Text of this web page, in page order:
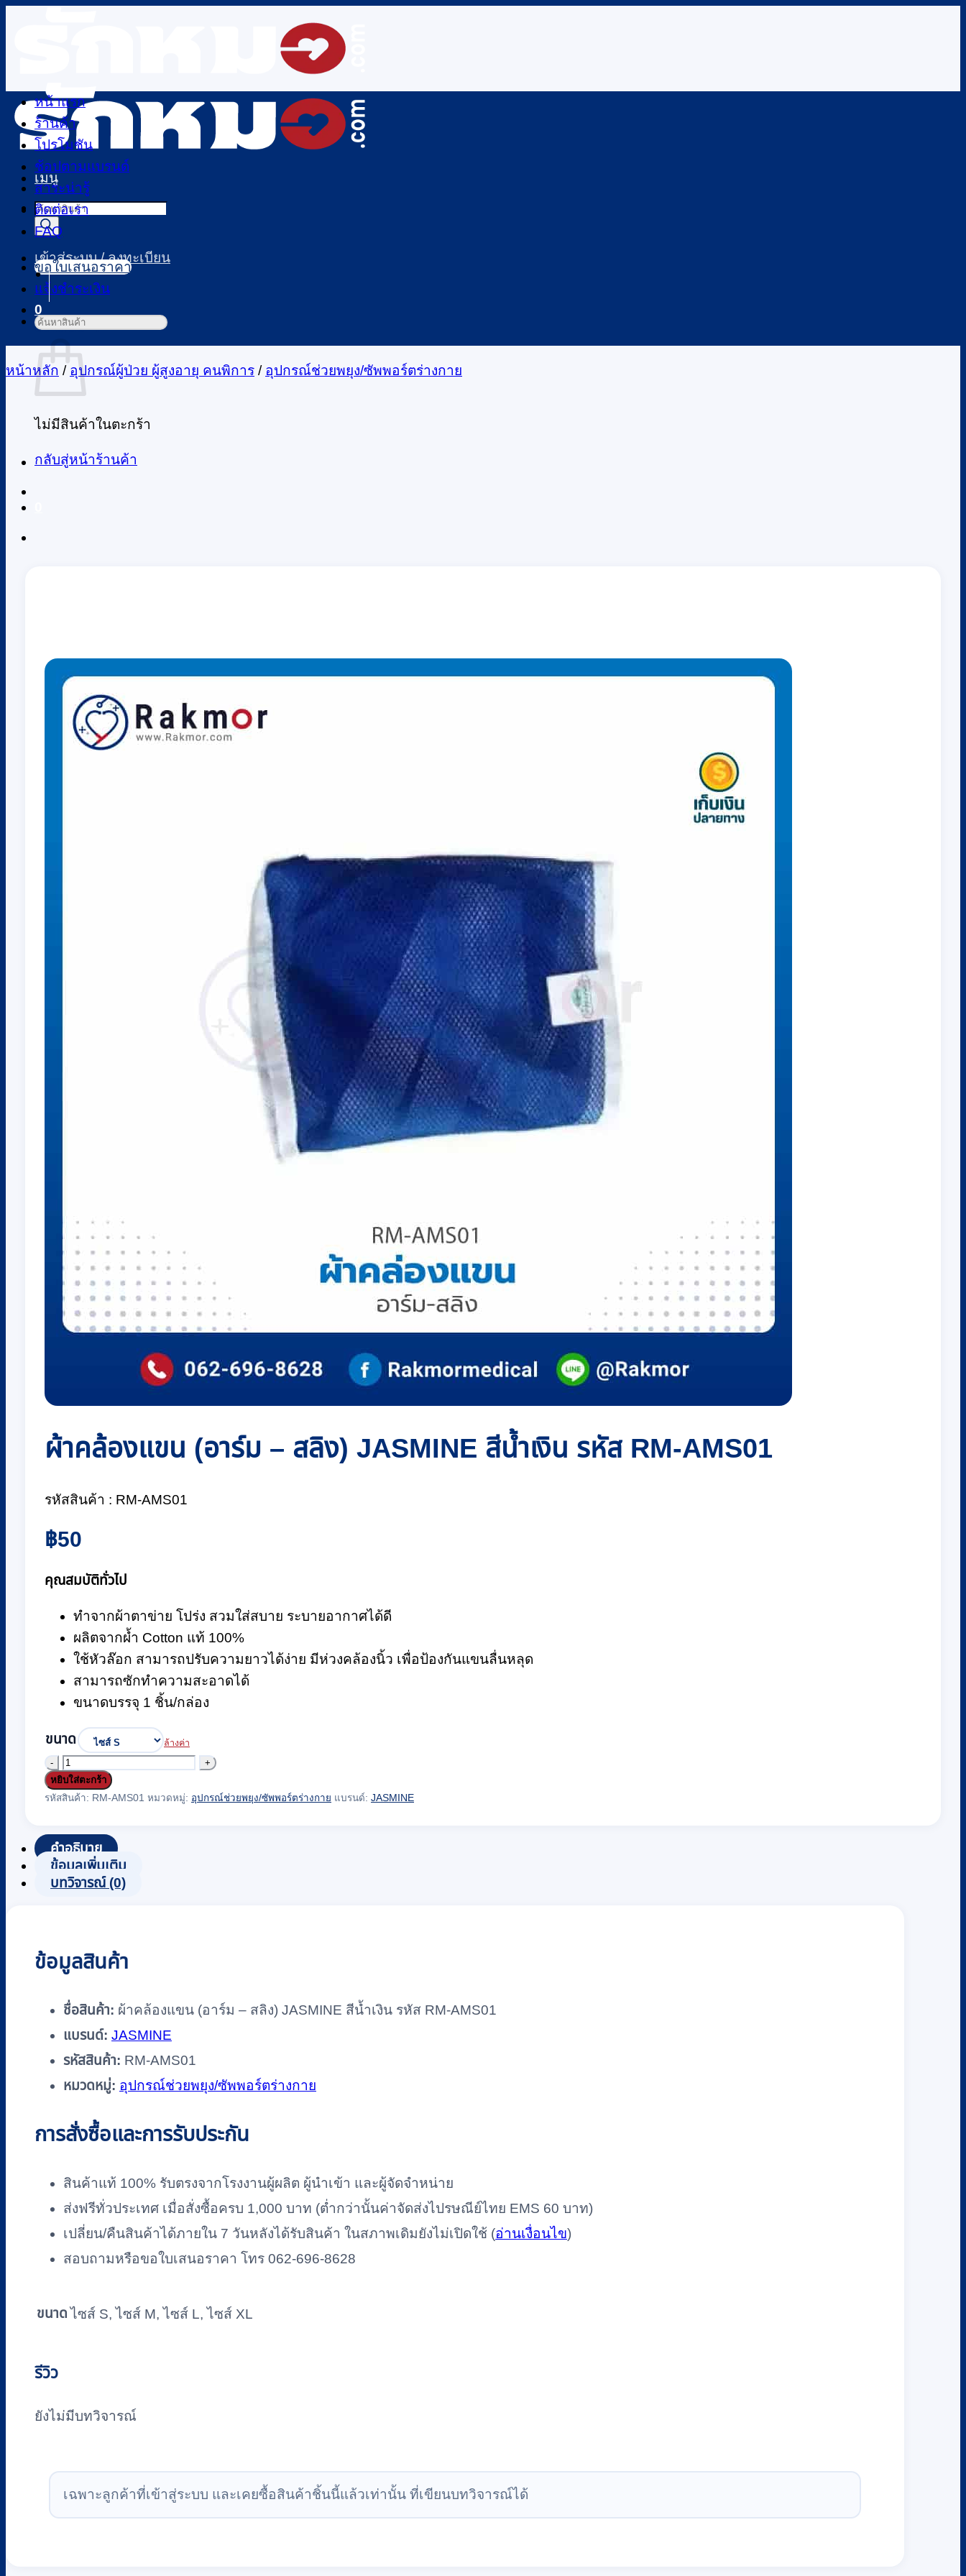
เมนู
Products
search
เข้าสู่ระบบ / ลงทะเบียน
0
ตะกร้าสินค้า
ไม่มีสินค้าในตะกร้า
กลับสู่หน้าร้านค้า
หน้าแรก
ร้านค้า
โปรโมชัน
ช้อปตามแบรนด์
สาระน่ารู้
ติดต่อเรา
FAQ
ขอใบเสนอราคา
แจ้งชำระเงิน
ค้นหา:
หน้าหลัก / อุปกรณ์ผู้ป่วย ผู้สูงอายุ คนพิการ / อุปกรณ์ช่วยพยุง/ซัพพอร์ตร่างกาย
ผ้าคล้องแขน (อาร์ม – สลิง) JASMINE สีน้ำเงิน รหัส RM-AMS01
รหัสสินค้า : RM-AMS01
฿50
คุณสมบัติทั่วไป
ทำจากผ้าตาข่าย โปร่ง สวมใส่สบาย ระบายอากาศได้ดี
ผลิตจากผ้ำ Cotton แท้ 100%
ใช้หัวล๊อก สามารถปรับความยาวได้ง่าย มีห่วงคล้องนิ้ว เพื่อป้องกันแขนลื่นหลุด
สามารถซักทำความสะอาดได้
ขนาดบรรจุ 1 ชิ้น/กล่อง
ขนาด ล้างค่า
จำนวน
ผ้า
(อาร์ม
-
สลิง)
RM-
ชิ้น
หยิบใส่ตะกร้า
รหัสสินค้า: RM-AMS01 หมวดหมู่: อุปกรณ์ช่วยพยุง/ซัพพอร์ตร่างกาย แบรนด์: JASMINE
คำอธิบาย
ข้อมูลเพิ่มเติม
บทวิจารณ์ (0)
ข้อมูลสินค้า
ชื่อสินค้า: ผ้าคล้องแขน (อาร์ม – สลิง) JASMINE สีน้ำเงิน รหัส RM-AMS01
แบรนด์: JASMINE
รหัสสินค้า: RM-AMS01
หมวดหมู่: อุปกรณ์ช่วยพยุง/ซัพพอร์ตร่างกาย
การสั่งซื้อและการรับประกัน
สินค้าแท้ 100% รับตรงจากโรงงานผู้ผลิต ผู้นำเข้า และผู้จัดจำหน่าย
ส่งฟรีทั่วประเทศ เมื่อสั่งซื้อครบ 1,000 บาท (ต่ำกว่านั้นค่าจัดส่งไปรษณีย์ไทย EMS 60 บาท)
เปลี่ยน/คืนสินค้าได้ภายใน 7 วันหลังได้รับสินค้า ในสภาพเดิมยังไม่เปิดใช้ (อ่านเงื่อนไข)
สอบถามหรือขอใบเสนอราคา โทร 062-696-8628
ขนาด ไซส์ S, ไซส์ M, ไซส์ L, ไซส์ XL
รีวิว
ยังไม่มีบทวิจารณ์
เฉพาะลูกค้าที่เข้าสู่ระบบ และเคยซื้อสินค้าชิ้นนี้แล้วเท่านั้น ที่เขียนบทวิจารณ์ได้